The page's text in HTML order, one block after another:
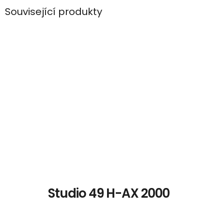
Související produkty
Studio 49 H-AX 2000